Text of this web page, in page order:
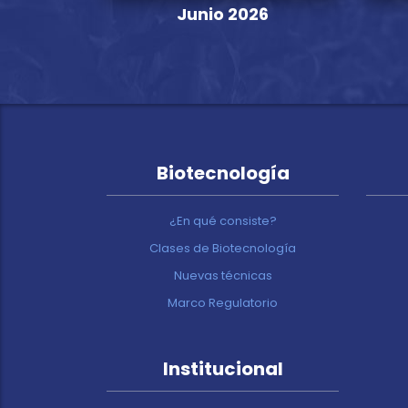
Junio 2026
Biotecnología
¿En qué consiste?
Clases de Biotecnología
Nuevas técnicas
Marco Regulatorio
Institucional